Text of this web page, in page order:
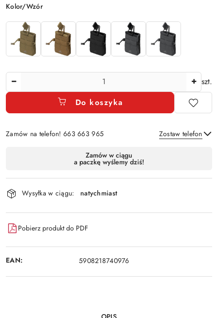
Wariant
Kolor/Wzór
szt.
Do koszyka
Zamów na telefon! 663 663 965 Zostaw telefon
Wyślij
dostawa
Zamów w ciągu
a paczkę wyślemy dziś!
Wysyłka w ciągu: natychmiast
Pobierz produkt do PDF
EAN: 5908218740976